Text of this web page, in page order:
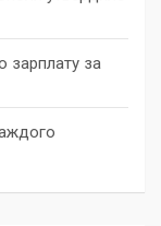
зарплату за